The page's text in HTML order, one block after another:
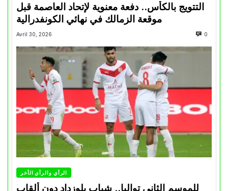
التتويج بالكأس.. دفعة معنوية لإتحاد العاصمة قبل
موقعة الزمالك في نهائي الكونفدرالية
Avril 30, 2026 0
الرأي والرأي الأخر
للموسم الثاني تواليا.. شباب بلوزداد دون ألقاب